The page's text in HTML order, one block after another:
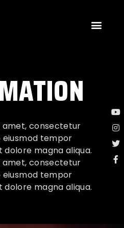
amet, consectetur
eiusmod tempor
magna aliqua.
amet, consectetur
eiusmod tempor
magna aliqua.